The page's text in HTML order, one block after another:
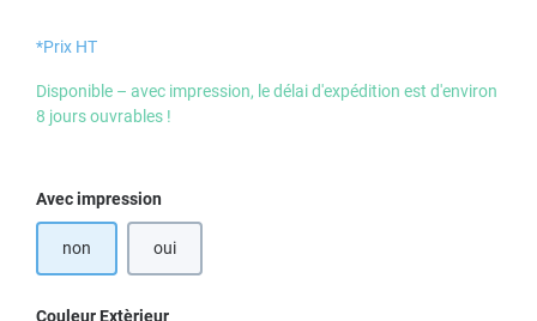
*Prix HT
Disponible – avec impression, le délai d'expédition est d'environ
8 jours ouvrables !
Sélectionnez
Avec impression
non oui
Sélectionnez
Couleur Extèrieur